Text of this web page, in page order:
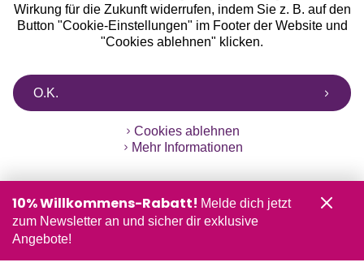
Wirkung für die Zukunft widerrufen, indem Sie z. B. auf den
Button "Cookie-Einstellungen" im Footer der Website und
"Cookies ablehnen" klicken.
O.K.
Cookies ablehnen
Mehr Informationen
10% Willkommens-Rabatt! Melde dich jetzt
zum Newsletter an und sicher dir exklusive
Angebote!